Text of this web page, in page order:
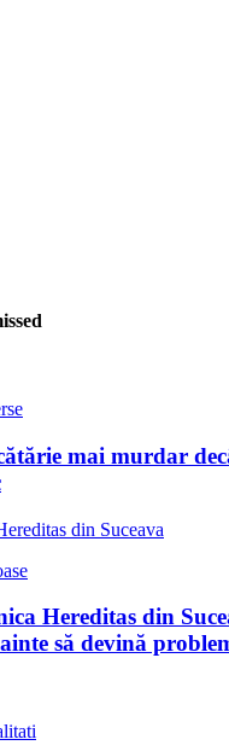
mai murdar
Hereditas din
să devină